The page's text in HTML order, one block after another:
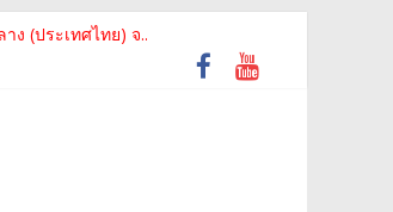
รรมการประชาชน กรุงฮ..
(ประเทศไทย) จ..
Committee on ..